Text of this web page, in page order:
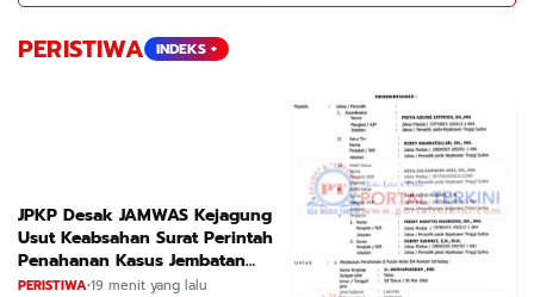
PERISTIWA INDEKS +
JPKP Desak JAMWAS Kejagung
Usut Keabsahan Surat Perintah
Penahanan Kasus Jembatan
CIRAUCI II
PERISTIWA•19 menit yang lalu